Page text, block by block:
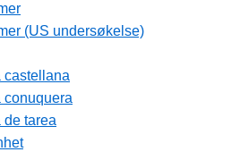
(US undersøkelse)
castellana
conuquera
de tarea